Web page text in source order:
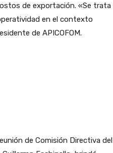
de exportación. «Se trata
en el contexto
de APICOFOM.
de Comisión Directiva del